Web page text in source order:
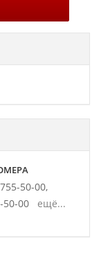
50-00,
50-00 ещё...